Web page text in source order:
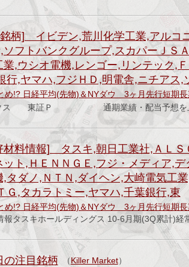
柄] イビデン,荒川化学工業,アルコ
フトバンクグループ,スカパーＪＳ
,ウシオ電機,レンゴー,リンテック,
行,ヤマハ,フジＨＤ,明電舎,ニチアス,
め!? 日経平均(先物)＆NYダウ 3ヶ月先行短期
クス 東証Ｐ 通期業績・配当予想を
材料情報] タスキ,朝日工業社,ＡＬ
ト,ＨＥＮＮＧＥ,フジ・メディア,
タダノ,ＮＴＮ,ダイヘン,大崎電気工
Ｇ,タカラトミー,ヤマハ,千葉銀行,東
め!? 日経平均(先物)＆NYダウ 3ヶ月先行短期長
報タスキホールディングス 10-6月期(3Q累計)
注目銘柄 （Killer Market）